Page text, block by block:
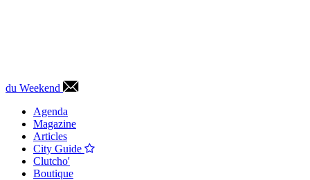
du Weekend
Agenda
Magazine
Articles
City Guide
Clutcho'
Boutique